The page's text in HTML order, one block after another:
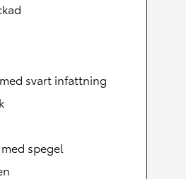
svart infattning
spegel